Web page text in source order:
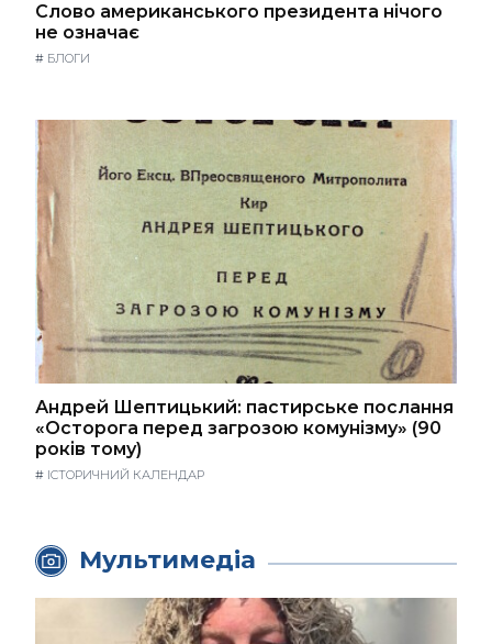
Слово американського президента нічого
не означає
# БЛОГИ
Андрей Шептицький: пастирське послання
«Осторога перед загрозою комунізму» (90
років тому)
# ІСТОРИЧНИЙ КАЛЕНДАР
Мультимедіа